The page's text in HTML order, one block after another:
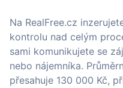
Na RealFree.cz
kontrolu nad celým
sami komunikujete se
nebo nájemníka.
přesahuje 130 000 Kč,